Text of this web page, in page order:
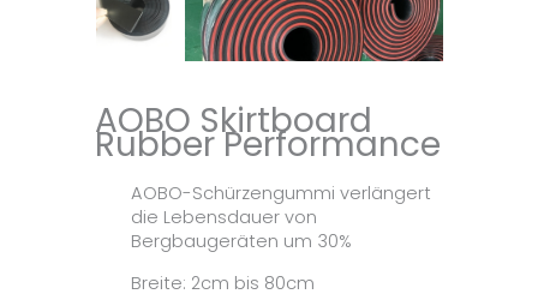
AOBO Skirtboard
Rubber Performance
AOBO-Schürzengummi verlängert
die Lebensdauer von
Bergbaugeräten um 30%
Breite: 2cm bis 80cm